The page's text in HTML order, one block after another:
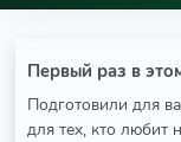
Первый раз в
Подготовили для
для тех, кто любит